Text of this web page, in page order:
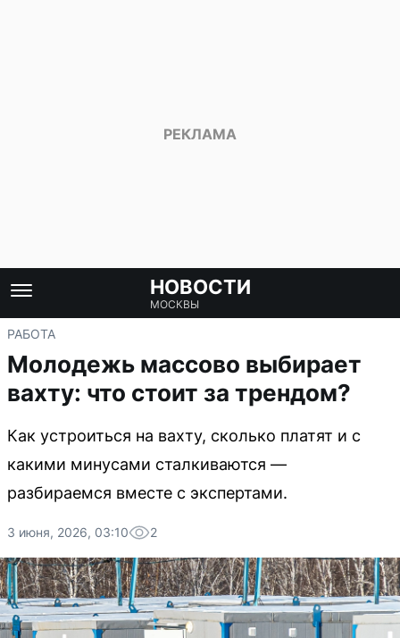
НОВОСТИ
МОСКВЫ
РАБОТА
Молодежь массово выбирает
вахту: что стоит за трендом?
Как устроиться на вахту, сколько платят и с
какими минусами сталкиваются —
разбираемся вместе с экспертами.
3 июня, 2026, 03:10 2